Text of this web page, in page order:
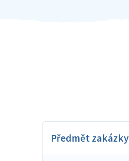
Předmět zakázky